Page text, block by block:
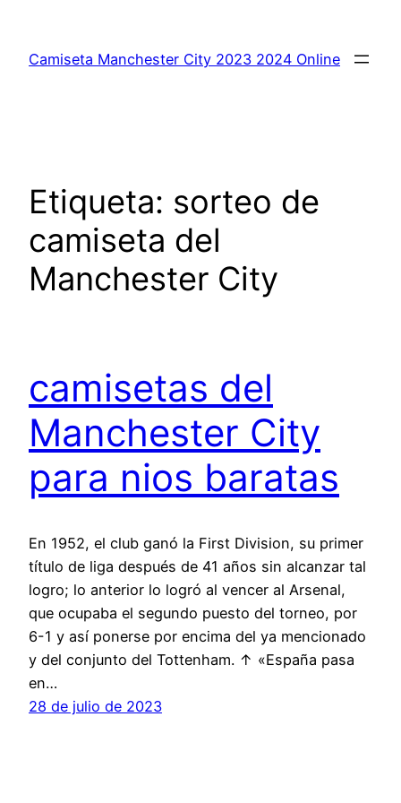
contenido
Camiseta Manchester City 2023 2024 Online
Etiqueta: sorteo de
camiseta del
Manchester City
camisetas del
Manchester City
para nios baratas
En 1952, el club ganó la First Division, su primer
título de liga después de 41 años sin alcanzar tal
logro; lo anterior lo logró al vencer al Arsenal,
que ocupaba el segundo puesto del torneo, por
6-1 y así ponerse por encima del ya mencionado
y del conjunto del Tottenham. ↑ «España pasa
en…
28 de julio de 2023